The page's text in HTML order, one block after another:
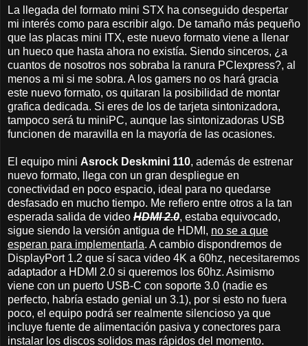
La llegada del formato mini STX ha conseguido despertar
mi interés como para escribir algo. De tamaño más pequeño
que las placas mini ITX, este nuevo formato viene a llenar
un hueco que hasta ahora no existía. Siendo sinceros, ¿a
cuantos de nosotros nos sobraba la ranura PCIexpress?, al
menos a mi si me sobra. A los gamers no os hará gracia
este nuevo formato, os quitaran la posibilidad de montar
grafica dedicada. Si eres de los de tarjeta sintonizadora,
tampoco será tu miniPC, aunque las sintonizadoras USB
funcionen de maravilla en la mayoría de las ocasiones.
El equipo mini Asrock Deskmini 110, además de estrenar
nuevo formato, llega con un gran despliegue en
conectividad en poco espacio, ideal para no quedarse
desfasado en mucho tiempo. Me refiero entre otros a la tan
esperada salida de video HDMI 2.0, estaba equivocado,
sigue siendo la versión antigua de HDMI, no se a que
esperan para implementarla. A cambio dispondremos de
DisplayPort 1.2 que sí saca video 4K a 60hz, necesitaremos
adaptador a HDMI 2.0 si queremos los 60hz. Asimismo
viene con un puerto USB-C con soporte 3.0 (nadie es
perfecto, habría estado genial un 3.1), por si esto no fuera
poco, el equipo podrá ser realmente silencioso ya que
incluye fuente de alimentación pasiva y conectores para
instalar los discos solidos mas rápidos del momento.